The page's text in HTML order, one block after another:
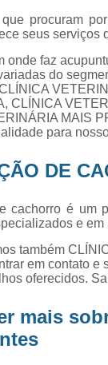
procuram
seus serviços
onde faz
do
CLÍNICA
MAIS
para
DE
cachorro é um
e
também
em contato e
oferecidos.
mais